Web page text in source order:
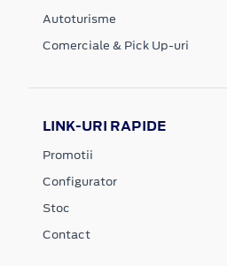
Autoturisme
Comerciale & Pick Up-uri
LINK-URI RAPIDE
Promotii
Configurator
Stoc
Contact